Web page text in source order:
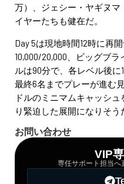
万）、ジェシー・ヤギヌ
イヤーたちも健在だ。
Day 5は現地時間12時に再
10,000/20,000、ビッグブ
ルは90分で、各レベル後に
最終6名までプレーが進む
ドルのミニマムキャッシ
り緊迫した展開になりそう
お問い合わせ
VIP
専任サポート担当へ